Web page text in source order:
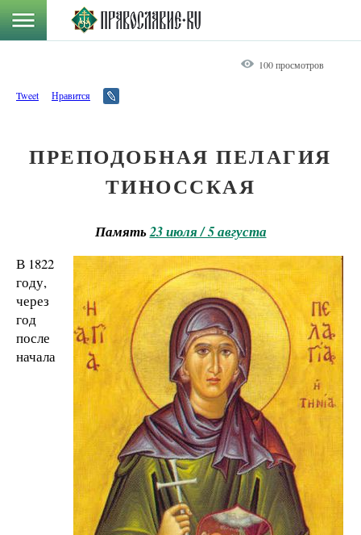
100 просмотров
Tweet Нравится
ПРЕПОДОБНАЯ ПЕЛАГИЯ
ТИНОССКАЯ
Память23 июля / 5 августа
В 1822
году,
через
год
после
начала